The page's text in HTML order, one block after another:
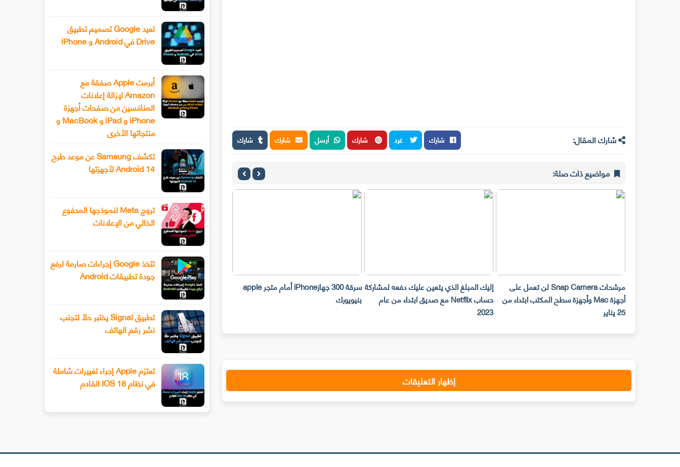
شارك المقال: شارك غرد شارك أرسل شارك شارك
مواضيع ذات صلة:
مرشحات Snap Camera لن تعمل على
أجهزة Mac وأجهزة سطح المكتب ابتداء من
25 يناير
إليك المبلغ الذي يتعين عليك دفعه لمشاركة
حساب Netflix مع صديق ابتداء من عام
2023
سرقة 300 جهازiPhone أمام متجر apple
بنيويورك
سيحصل هاتف Xiaomi 13 أخيرًا على عدسة
تليفوتوغرافي
إظهار التعليقات
تعيد Google تصميم تطبيق
Drive في Android و iPhone
أبرمت Apple صفقة مع
Amazon لإزالة إعلانات
المنافسين من صفحات أجهزة
iPhone و iPad و MacBook و
منتجاتها الأخرى
تكشف Samsung عن موعد طرح
Android 14 لأجهزتها
تروج Meta لنموذجها المدفوع
الخالي من الإعلانات
تتخذ Google إجراءات صارمة لرفع
جودة تطبيقات Android
تطبيق Signal يختبر حلًا لتجنب
نشر رقم الهاتف
تعتزم Apple إجراء تغييرات شاملة
في نظام IOS 18 القادم